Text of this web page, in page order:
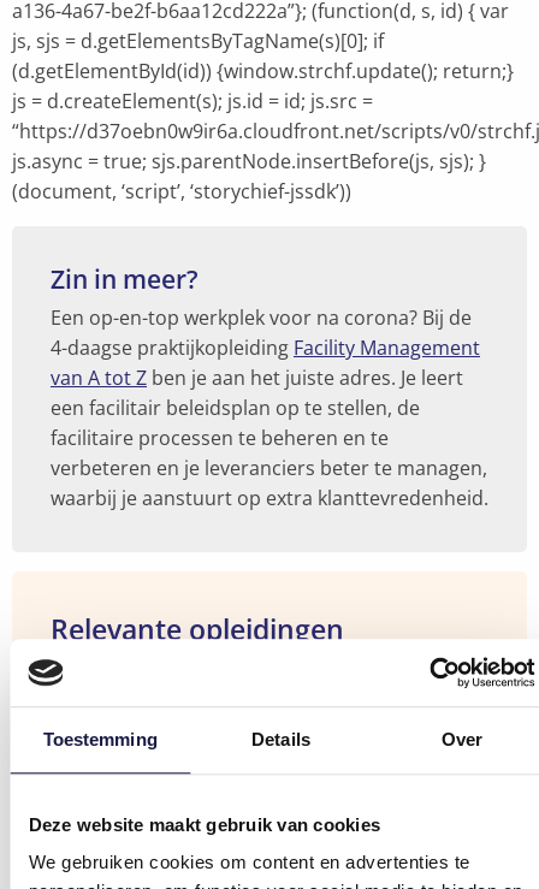
Toestemming Details Over
Deze website maakt gebruik van cookies
We gebruiken cookies om content en advertenties te
a136-4a67-be2f-b6aa12cd222a”}; (function(d, s, id) { var
js, sjs = d.getElementsByTagName(s)[0]; if
(d.getElementById(id)) {window.strchf.update(); return;}
js = d.createElement(s); js.id = id; js.src =
“https://d37oebn0w9ir6a.cloudfront.net/scripts/v0/
js.async = true; sjs.parentNode.insertBefore(js, sjs); }
(document, ‘script’, ‘storychief-jssdk’))
Zin in meer?
Een op-en-top werkplek voor na corona? Bij de
4-daagse praktijkopleiding Facility Management
van A tot Z ben je aan het juiste adres. Je leert
een facilitair beleidsplan op te stellen, de
facilitaire processen te beheren en te
verbeteren en je leveranciers beter te managen,
waarbij je aanstuurt op extra klanttevredenheid.
Relevante opleidingen
Opleiding douane van a tot z
In de basisopleiding 'Douane van a tot z'
overloop je op gestructureerde wijze alle
relevante aspecten van de
de hand van praktische voorbeelden en oefent
de materie in via realistische cases. Inclusief
gratis Douanezakboekje van Wolters Kluwer.
Bekijk
de
opleiding
"Opleiding
van
a
tot
Opleiding overheidsopdrachten van a tot z
Overheidsopdrachten uitschrijven, organiseren
en toewijzen is complexer dan vroeger. Wapen
Bekijk
de
opleiding